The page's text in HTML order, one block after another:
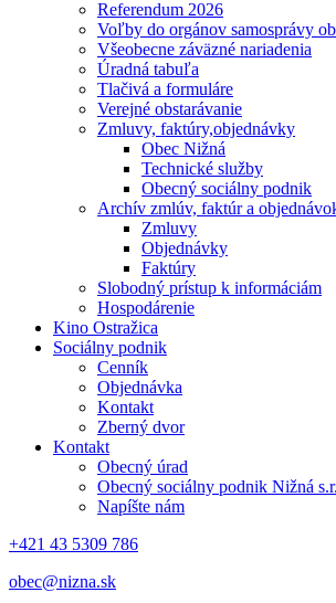
Referendum 2026
Voľby do orgánov samosprávy
Všeobecne záväzné nariadenia
Úradná tabuľa
Tlačivá a formuláre
Verejné obstarávanie
Zmluvy, faktúry,objednávky
Obec Nižná
Technické služby
Obecný sociálny podnik
Archív zmlúv, faktúr a
Zmluvy
Objednávky
Faktúry
Slobodný prístup k informáciám
Hospodárenie
Kino Ostražica
Sociálny podnik
Cenník
Objednávka
Kontakt
Zberný dvor
Kontakt
Obecný úrad
Obecný sociálny podnik Nižná
Napíšte nám
+421 43 5309 786
obec@nizna.sk